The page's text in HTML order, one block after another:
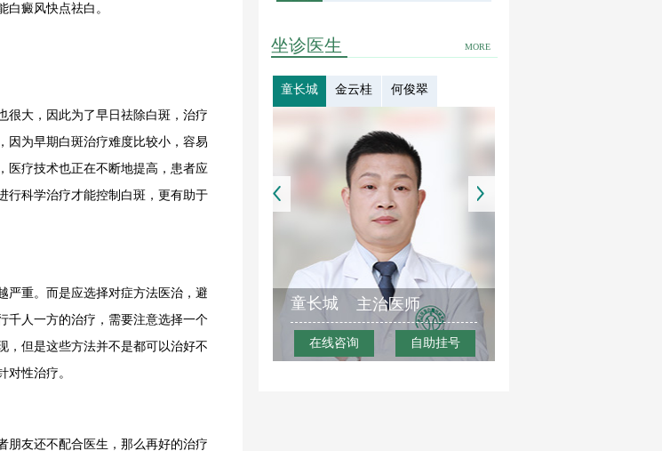
癜风快点祛白。
大，因此为了早日祛除白斑，治疗
因为早期白斑治疗难度比较小，容易
医疗技术也正在不断地提高，患者应
行科学治疗才能控制白斑，更有助于
重。而是应选择对症方法医治，避
千人一方的治疗，需要注意选择一个
，但是这些方法并不是都可以治好不
对性治疗。
友还不配合医生，那么再好的治疗
MORE
坐诊医生
童长城 金云桂 何俊翠
童长城 主治医师
在线咨询 自助挂号